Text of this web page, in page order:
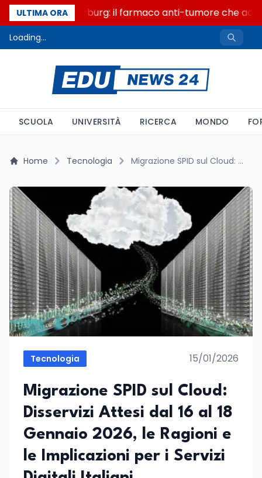
ULTIMA ORA
Un secolo di Warburg: il farmaco anti-tumore che
Loading...
SCUOLA UNIVERSITÀ RICERCA MONDO
Home Tecnologia Migrazione SPID sul Cloud: Disservizi Attesi dal 16 al 18 Gennaio 2026, le Ragioni e le Implicazioni per i Servizi Digitali Italiani
Tecnologia 15/01/2026
Migrazione SPID sul Cloud:
Disservizi Attesi dal 16 al 18
Gennaio 2026, le Ragioni e
le Implicazioni per i Servizi